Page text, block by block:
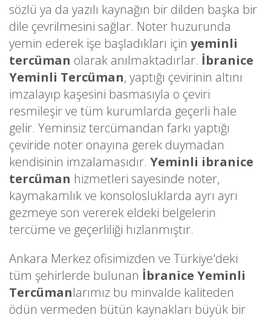
sözlü ya da yazılı kaynağın bir dilden başka bir
dile çevrilmesini sağlar. Noter huzurunda
yemin ederek işe başladıkları için yeminli
tercüman olarak anılmaktadırlar. İbranice
Yeminli Tercüman, yaptığı çevirinin altını
imzalayıp kaşesini basmasıyla o çeviri
resmileşir ve tüm kurumlarda geçerli hale
gelir. Yeminsiz tercümandan farkı yaptığı
çeviride noter onayına gerek duymadan
kendisinin imzalamasıdır. Yeminli ibranice
tercüman hizmetleri sayesinde noter,
kaymakamlık ve konsolosluklarda ayrı ayrı
gezmeye son vererek eldeki belgelerin
tercüme ve geçerliliği hızlanmıştır.
Ankara Merkez ofisimizden ve Türkiye'deki
tüm şehirlerde bulunan İbranice Yeminli
Tercümanlarımız bu minvalde kaliteden
ödün vermeden bütün kaynakları büyük bir